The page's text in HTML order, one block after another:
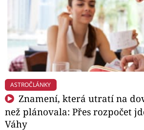
ASTROČLÁNKY
Znamení, která utratí na
než plánovala: Přes rozpočet
Váhy